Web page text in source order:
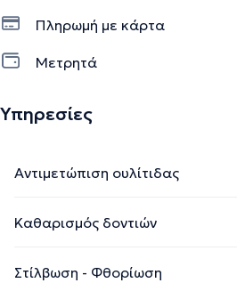
Πληρωμή με κάρτα
Μετρητά
Υπηρεσίες
Αντιμετώπιση ουλίτιδας
Καθαρισμός δοντιών
Στίλβωση - Φθορίωση